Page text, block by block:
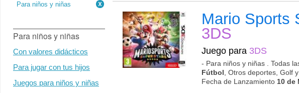
Para niños y niñas
Para niños y niñas
Con valores didácticos
Para jugar con tus hijos
Juegos para niños y niñas
Mario Sports
3DS
Juego para 3DS
- Para niños y niñas . Todas
Fútbol , Otros deportes, Golf
Fecha de Lanzamiento 10 de